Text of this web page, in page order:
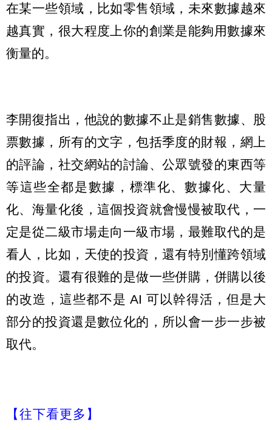
在某一些領域，比如零售領域，未來數據越來
越真實，很大程度上你的創業是能夠用數據來
衡量的。
李開復指出，他說的數據不止是銷售數據、股
票數據，所有的文字，包括季度的財報，網上
的評論，社交網站的討論、公眾號發的東西等
等這些全都是數據，標準化、數據化、大量
化、海量化後，這個投資就會慢慢被取代，一
定是從二級市場走向一級市場，最難取代的是
看人，比如，天使的投資，還有特別懂跨領域
的投資。還有很難的是做一些併購，併購以後
的改造，這些都不是 AI 可以幹得活，但是大
部分的投資還是數位化的，所以會一步一步被
取代。
【往下看更多】